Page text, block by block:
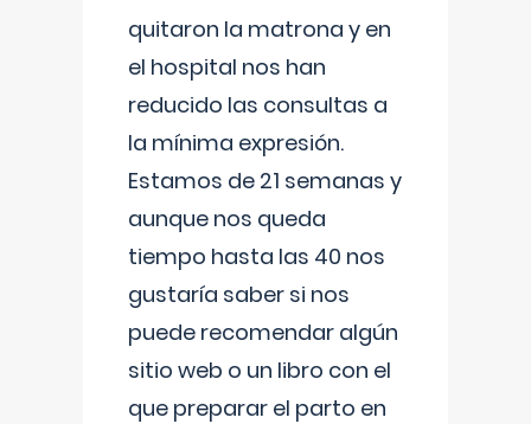
quitaron la matrona y en
el hospital nos han
reducido las consultas a
la mínima expresión.
Estamos de 21 semanas y
aunque nos queda
tiempo hasta las 40 nos
gustaría saber si nos
puede recomendar algún
sitio web o un libro con el
que preparar el parto en